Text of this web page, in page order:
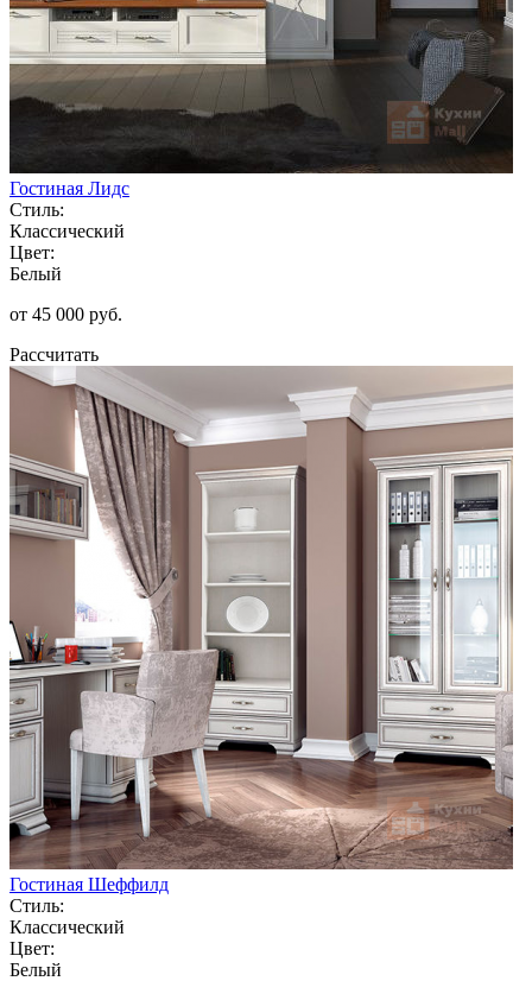
Гостиная Лидс
Стиль:
Классический
Цвет:
Белый
от 45 000 руб.
Рассчитать
Гостиная Шеффилд
Стиль:
Классический
Цвет:
Белый